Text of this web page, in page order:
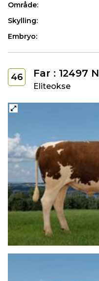
Område:
Skylling:
Embryo:
46 Far : 12497
Eliteokse